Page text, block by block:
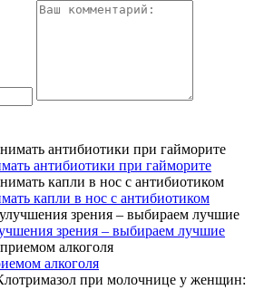
антибиотики при гайморите
капли в нос с антибиотиком
зрения – выбираем лучшие
алкоголя